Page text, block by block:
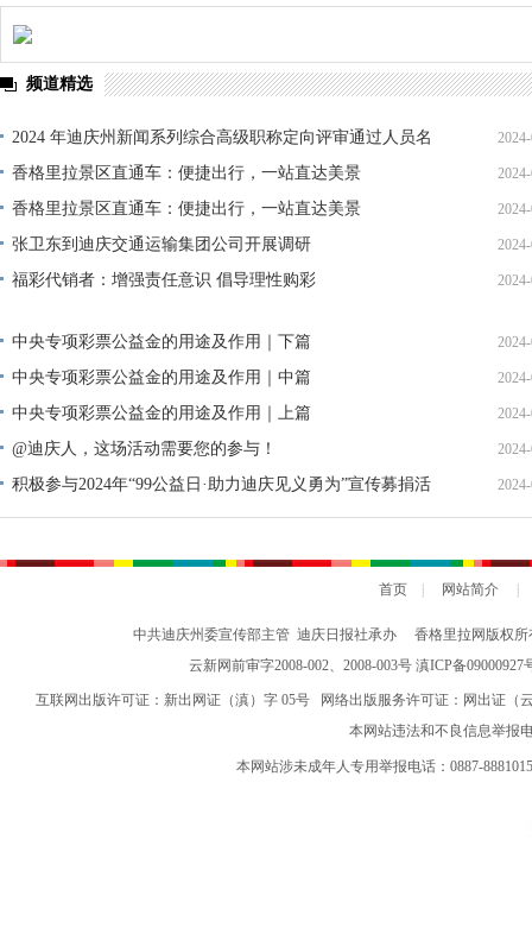
频道精选
2024 年迪庆州新闻系列综合高级职称定向评审通过人员名
单公示
香格里拉景区直通车：便捷出行，一站直达美景
香格里拉景区直通车：便捷出行，一站直达美景
张卫东到迪庆交通运输集团公司开展调研
福彩代销者：增强责任意识 倡导理性购彩
中央专项彩票公益金的用途及作用｜下篇
中央专项彩票公益金的用途及作用｜中篇
中央专项彩票公益金的用途及作用｜上篇
@迪庆人，这场活动需要您的参与！
积极参与2024年“99公益日·助力迪庆见义勇为”宣传募捐活
动倡议书